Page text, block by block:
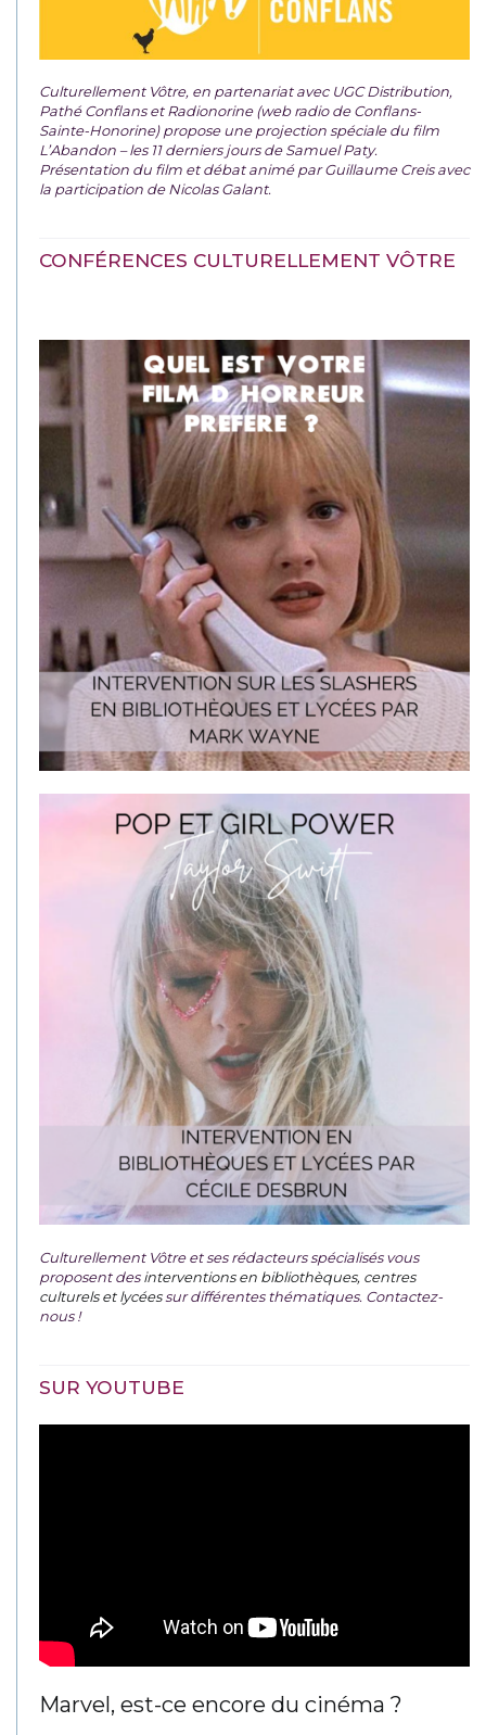
Culturellement Vôtre, en partenariat avec UGC Distribution,
Pathé Conflans et Radionorine (web radio de Conflans-
Sainte-Honorine) propose une projection spéciale du film
L’Abandon – les 11 derniers jours de Samuel Paty.
Présentation du film et débat animé par Guillaume Creis avec
la participation de Nicolas Galant.
CONFÉRENCES CULTURELLEMENT VÔTRE
Culturellement Vôtre et ses rédacteurs spécialisés vous
proposent desinterventions en bibliothèques, centres
culturels et lycéessur différentes thématiques. Contactez-
nous !
SUR YOUTUBE
Marvel, est-ce encore du cinéma ?